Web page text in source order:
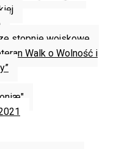
stopnie wojskowe
Walk o Wolność i